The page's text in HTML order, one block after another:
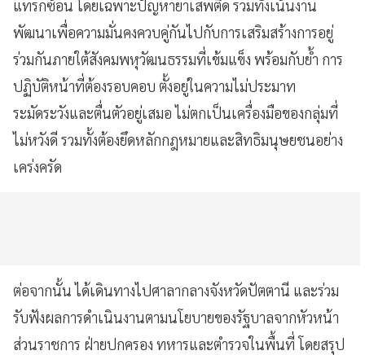
แทรกซ้อน โดยเฉพาะปัญหายาเสพติด รวมทั้งเน้นงาน
พัฒนาเพื่อความมั่นคงควบคู่กันไปกับการเสริมสร้างการอยู่
ร่วมกันภายใต้สังคมพหุวัฒนธรรมที่เข้มแข็ง พร้อมกับย้ำ การ
ปฏิบัติหน้าที่ต้องรอบคอบ ตั้งอยู่ในความไม่ประมาท
ระมัดระวังและตื่นตัวอยู่เสมอ ไม่ตกเป็นเครื่องมือของกลุ่มที่
ไม่หวังดี รวมทั้งต้องยึดหลักกฎหมายและสิทธิมนุษยชนอย่าง
เคร่งครัด
ต่อจากนั้น ได้เดินทางไปศาลากลางจังหวัดปัตตานี และร่วม
รับฟังผลการดำเนินงานตามนโยบายของรัฐบาลจากหัวหน้า
ส่วนราชการ ฝ่ายปกครอง ทหารและตำรวจในพื้นที่ โดยสรุป